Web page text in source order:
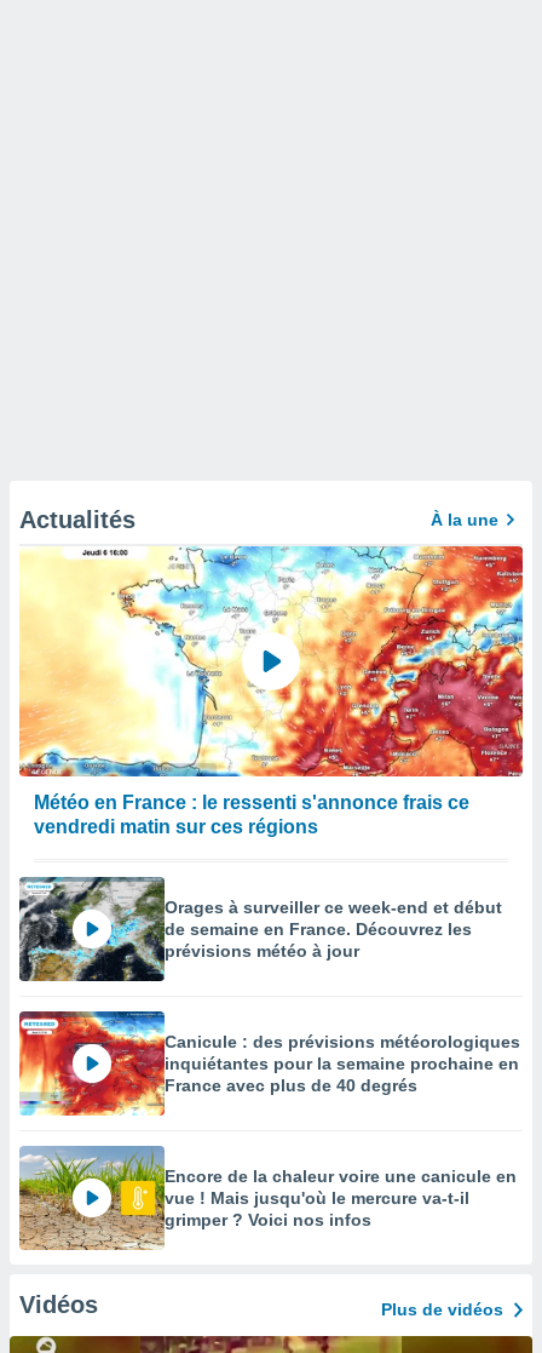
Actualités À la une
Météo en France : le ressenti s'annonce frais ce
vendredi matin sur ces régions
Orages à surveiller ce week-end et début
de semaine en France. Découvrez les
prévisions météo à jour
Canicule : des prévisions météorologiques
inquiétantes pour la semaine prochaine en
France avec plus de 40 degrés
Encore de la chaleur voire une canicule en
vue ! Mais jusqu'où le mercure va-t-il
grimper ? Voici nos infos
Vidéos Plus de vidéos